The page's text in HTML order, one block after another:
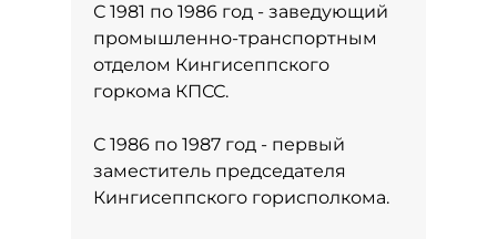
С 1981 по 1986 год - заведующий
промышленно-транспортным
отделом Кингисеппского
горкома КПСС.
С 1986 по 1987 год - первый
заместитель председателя
Кингисеппского горисполкома.